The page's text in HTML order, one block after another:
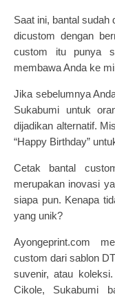
Saat ini, bantal
dicustom dengan
custom itu punya
membawa Anda ke
Jika sebelumnya
Sukabumi untuk
dijadikan alternatif.
“Happy Birthday”
Cetak bantal
merupakan inovasi
siapa pun. Kenapa
yang unik?
Ayongeprint.com
custom dari sablon
suvenir, atau
Cikole, Sukabumi